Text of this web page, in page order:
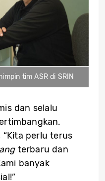
tim ASR di SRIN
dan selalu
perlu terus
terbaru dan
banyak